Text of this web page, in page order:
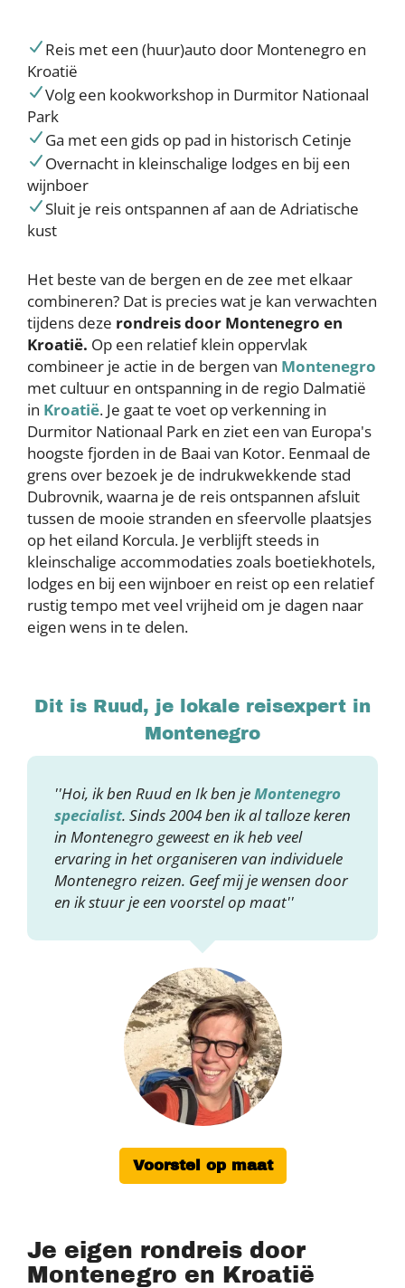
Reis met een (huur)auto door Montenegro en
Kroatië
Volg een kookworkshop in Durmitor Nationaal
Park
Ga met een gids op pad in historisch Cetinje
Overnacht in kleinschalige lodges en bij een
wijnboer
Sluit je reis ontspannen af aan de Adriatische
kust
Het beste van de bergen en de zee met elkaar
combineren? Dat is precies wat je kan verwachten
tijdens deze rondreis door Montenegro en
Kroatië. Op een relatief klein oppervlak
combineer je actie in de bergen van Montenegro
met cultuur en ontspanning in de regio Dalmatië
in Kroatië. Je gaat te voet op verkenning in
Durmitor Nationaal Park en ziet een van Europa's
hoogste fjorden in de Baai van Kotor. Eenmaal de
grens over bezoek je de indrukwekkende stad
Dubrovnik, waarna je de reis ontspannen afsluit
tussen de mooie stranden en sfeervolle plaatsjes
op het eiland Korcula. Je verblijft steeds in
kleinschalige accommodaties zoals boetiekhotels,
lodges en bij een wijnboer en reist op een relatief
rustig tempo met veel vrijheid om je dagen naar
eigen wens in te delen.
Dit is Ruud, je lokale reisexpert in
Montenegro
''Hoi, ik ben Ruud en Ik ben jeMontenegro
specialist. Sinds 2004 ben ik al talloze keren
in Montenegro geweest en ik heb veel
ervaring in het organiseren van individuele
Montenegro reizen. Geef mij je wensen door
en ik stuur je een voorstel op maat''
Voorstel op maat
Je eigen rondreis door
Montenegro en Kroatië